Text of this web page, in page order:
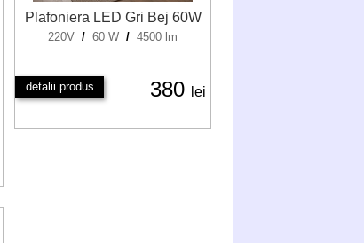
Plafoniera LED Gri Bej 60W
220V / 60 W / 4500 lm
detalii produs 380 lei